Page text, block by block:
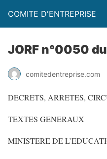
COMITE D'ENTREPRISE
JORF n°0050
comitedentreprise.com
DECRETS, ARRETES,
TEXTES GENERAUX
MINISTERE DE